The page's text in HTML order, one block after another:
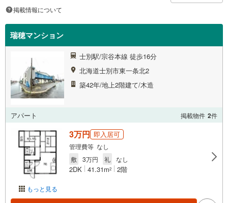
掲載情報について
瑞穂マンション
士別駅/宗谷本線 徒歩16分
北海道士別市東一条北2
築42年/地上2階建て/木造
アパート 掲載物件 2件
もっと見る
3万円 即入居可
管理費等 なし
敷
3万円 礼 なし
2DK 41.31m2 2階